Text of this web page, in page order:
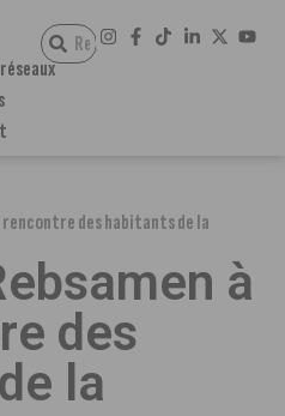
rencontre des habitants de la
à
des
la